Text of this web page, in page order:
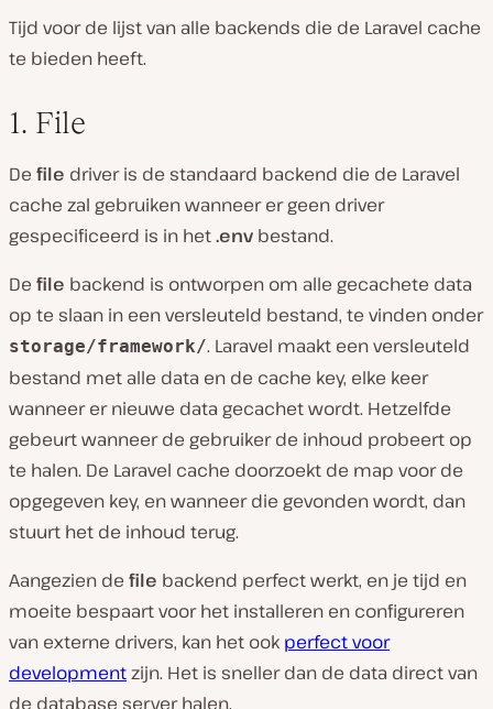
Tijd voor de lijst van alle backends die de Laravel cache
te bieden heeft.
1. File
De file driver is de standaard backend die de Laravel
cache zal gebruiken wanneer er geen driver
gespecificeerd is in het.env bestand.
De file backend is ontworpen om alle gecachete data
op te slaan in een versleuteld bestand, te vinden onder
storage/framework/. Laravel maakt een versleuteld
bestand met alle data en de cache key, elke keer
wanneer er nieuwe data gecachet wordt. Hetzelfde
gebeurt wanneer de gebruiker de inhoud probeert op
te halen. De Laravel cache doorzoekt de map voor de
opgegeven key, en wanneer die gevonden wordt, dan
stuurt het de inhoud terug.
Aangezien de file backend perfect werkt, en je tijd en
moeite bespaart voor het installeren en configureren
van externe drivers, kan het ook perfect voor
developmentzijn. Het is sneller dan de data direct van
de database server halen.